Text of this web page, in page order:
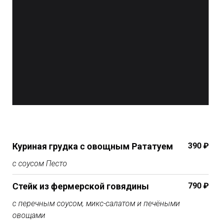
Куриная грудка с овощным Рататуем
390 ₽
с соусом Песто
Стейк из фермерской говядины
790 ₽
с перечным соусом, микс-салатом и печёными
овощами